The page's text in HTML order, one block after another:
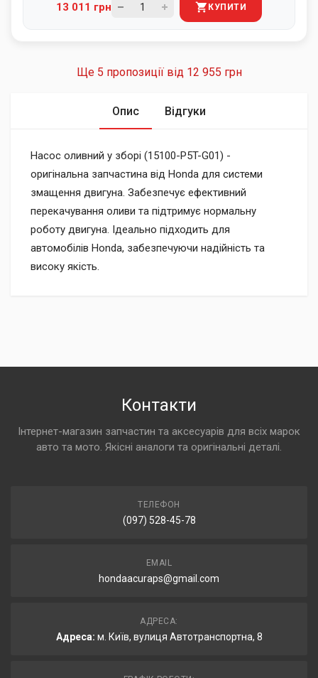
13 011 грн КУПИТИ
Ще 5 пропозиції від 12 955 грн
Опис Відгуки
Насос оливний у зборі (15100-P5T-G01) -
оригінальна запчастина від Honda для системи
змащення двигуна. Забезпечує ефективний
перекачування оливи та підтримує нормальну
роботу двигуна. Ідеально підходить для
автомобілів Honda, забезпечуючи надійність та
високу якість.
Контакти
Інтернет-магазин запчастин та аксесуарів для всіх марок
авто та мото. Якісні аналоги та оригінальні деталі.
ТЕЛЕФОН
(097) 528-45-78
EMAIL
hondaacuraps@gmail.com
АДРЕСА:
Адреса: м. Київ, вулиця Автотранспортна, 8